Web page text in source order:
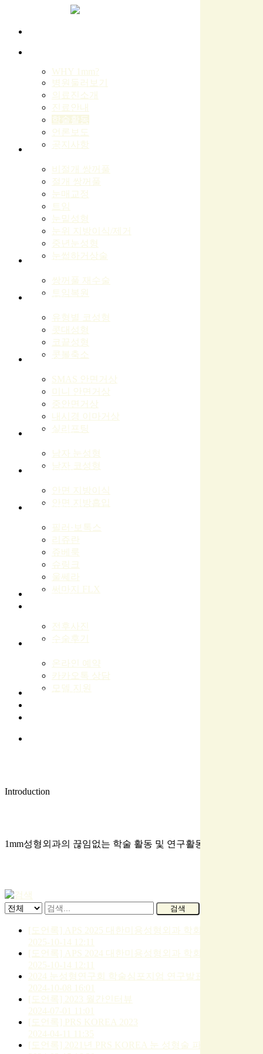
main
Menu
WHY 1mm?
병원둘러보기
의료진소개
진료안내
학술활동
언론보도
공지사항
눈성형
비절개 쌍꺼풀
절개 쌍꺼풀
눈매교정
트임
눈밑성형
눈위 지방이식/제거
중년눈성형
눈썹하거상술
눈재수술
쌍꺼풀 재수술
트임복원
코성형
유형별 코성형
콧대성형
코끝성형
콧볼축소
리프팅
SMAS 안면거상
미니 안면거상
중안면거상
내시경 이마거상
실리프팅
남자성형
남자 눈성형
남자 코성형
지방성형
안면 지방이식
안면 지방흡입
안티에이징
필러·보톡스
리쥬란
쥬베룩
슈링크
울쎄라
써마지 FLX
프로모션
전후사진
수술후기
예약상담
온라인 예약
카카오톡 상담
모델 지원
유사 케이스 찾기
Introduction
1mm성형외과의 끊임없는 학술 활동 및 연구활동
검색
[도언록] APS 2025 대한미용성형외과 학회 학술 발표
2025-10-14 12:11
[도언록] APS 2024 대한미용성형외과 학회 연구 발표
2025-10-14 12:11
2024 눈성형연구회 학술심포지엄 연구발표
2024-10-08 16:01
[도언록] 2023 월간인터뷰
2024-07-01 11:01
[도언록] PRS KOREA 2023
2024-04-11 11:35
[도언록] 2021년 PRS KOREA 눈 성형술 파트